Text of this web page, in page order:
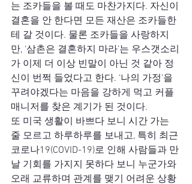
는 조카들을 볼 때도 마찬가지다. 자신이
결혼을 안 한다면 모든 재산은 조카들한
테 갈 것이다. 물론 조카들을 사랑하지
만, ‘삼촌은 결혼하지 마라’는 우스갯소리
가 이제 더 이상 빈말이 아닌 것 같아 정
신이 번쩍 들었다고 한다. ‘나의 가정’을
꾸려야겠다는 마음을 강하게 먹고 커플
매니저를 찾은 계기가 된 것이다.
또 미국 생활이 바쁘다 보니 시간 가는
줄 모르고 하루하루를 보내고, 특히 최근
코로나19(COVID-19)로 인해 사람들과 만
날 기회를 가지지 못하다 보니 누군가와
오래 교류하며 관계를 맺기 어려운 상황